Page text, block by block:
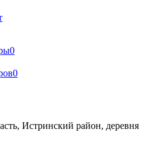
0
0
Истринский район, деревня